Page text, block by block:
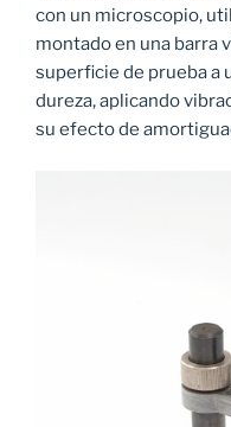
con un microscopio,
montado en una barra
superficie de prueba a
dureza, aplicando
su efecto de